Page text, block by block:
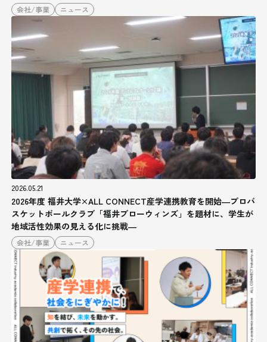
会社/事業 ニュース
2026.05.21
2026年度 福井大学×ALL CONNECT産学連携教育を開始―プロバ
スケットボールクラブ「福井ブローウィンズ」を題材に、学生が
地域活性効果の見える化に挑戦―
会社/事業 ニュース